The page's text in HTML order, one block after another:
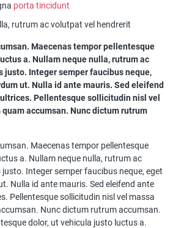
porta tincidunt
rutrum ac volutpat vel hendrerit
Maecenas tempor pellentesque
a. Nullam neque nulla, rutrum ac
justo. Integer semper faucibus neque,
ut. Nulla id ante mauris. Sed eleifend
Pellentesque sollicitudin nisl vel
accumsan. Nunc dictum rutrum
Maecenas tempor pellentesque
a. Nullam neque nulla, rutrum ac
Integer semper faucibus neque, eget
Nulla id ante mauris. Sed eleifend ante
Pellentesque sollicitudin nisl vel massa
Nunc dictum rutrum accumsan.
dolor, ut vehicula justo luctus a.